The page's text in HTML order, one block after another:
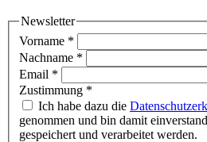
Newsletter
Vorname *
Nachname *
Email *
Zustimmung *
Ich habe dazu die
genommen und bin damit
gespeichert und verarbeitet werden.